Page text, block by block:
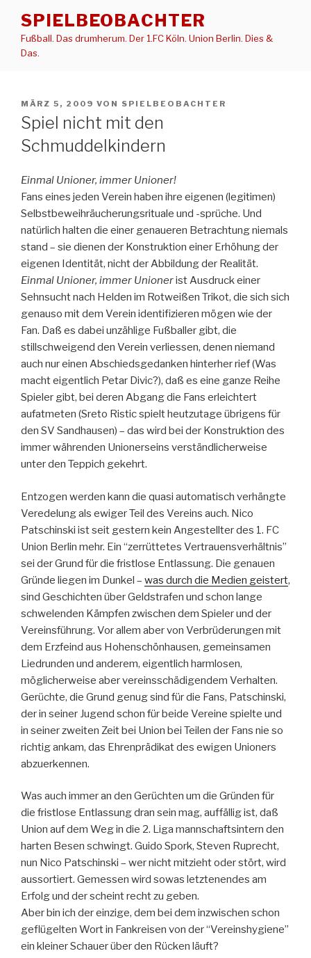
Inhalt
springen
SPIELBEOBACHTER
Fußball. Das drumherum. Der 1.FC Köln. Union Berlin. Dies &
Das.
VERÖFFENTLICHT
AM
MÄRZ 5, 2009 VON SPIELBEOBACHTER
Spiel nicht mit den
Schmuddelkindern
Einmal Unioner, immer Unioner!
Fans eines jeden Verein haben ihre eigenen (legitimen)
Selbstbeweihräucherungsrituale und -sprüche. Und
natürlich halten die einer genaueren Betrachtung niemals
stand – sie dienen der Konstruktion einer Erhöhung der
eigenen Identität, nicht der Abbildung der Realität.
Einmal Unioner, immer Unionerist Ausdruck einer
Sehnsucht nach Helden im Rotweißen Trikot, die sich sich
genauso mit dem Verein identifizieren mögen wie der
Fan. Daß es dabei unzählige Fußballer gibt, die
stillschweigend den Verein verliessen, denen niemand
auch nur einen Abschiedsgedanken hinterher rief (Was
macht eigentlich Petar Divic?), daß es eine ganze Reihe
Spieler gibt, bei deren Abgang die Fans erleichtert
aufatmeten (Sreto Ristic spielt heutzutage übrigens für
den SV Sandhausen) – das wird bei der Konstruktion des
immer währenden Unionerseins verständlicherweise
unter den Teppich gekehrt.
Entzogen werden kann die quasi automatisch verhängte
Veredelung als ewiger Teil des Vereins auch. Nico
Patschinski ist seit gestern kein Angestellter des 1. FC
Union Berlin mehr. Ein “zerrüttetes Vertrauensverhältnis”
sei der Grund für die fristlose Entlassung. Die genauen
Gründe liegen im Dunkel – was durch die Medien geistert,
sind Geschichten über Geldstrafen und schon lange
schwelenden Kämpfen zwischen dem Spieler und der
Vereinsführung. Vor allem aber von Verbrüderungen mit
dem Erzfeind aus Hohenschönhausen, gemeinsamen
Liedrunden und anderem, eigentlich harmlosen,
möglicherweise aber vereinsschädigendem Verhalten.
Gerüchte, die Grund genug sind für die Fans, Patschinski,
der in seiner Jugend schon für beide Vereine spielte und
in seiner zweiten Zeit bei Union bei Teilen der Fans nie so
richtig ankam, das Ehrenprädikat des ewigen Unioners
abzuerkennen.
Was auch immer an den Gerüchten um die Gründen für
die fristlose Entlassung dran sein mag, auffällig ist, daß
Union auf dem Weg in die 2. Liga mannschaftsintern den
harten Besen schwingt. Guido Spork, Steven Ruprecht,
nun Nico Patschinski – wer nicht mitzieht oder stört, wird
aussortiert. Gemessen wird sowas letztenendes am
Erfolg und der scheint recht zu geben.
Aber bin ich der einzige, dem bei dem inzwischen schon
geflügelten Wort in Fankreisen von der “Vereinshygiene”
ein kleiner Schauer über den Rücken läuft?